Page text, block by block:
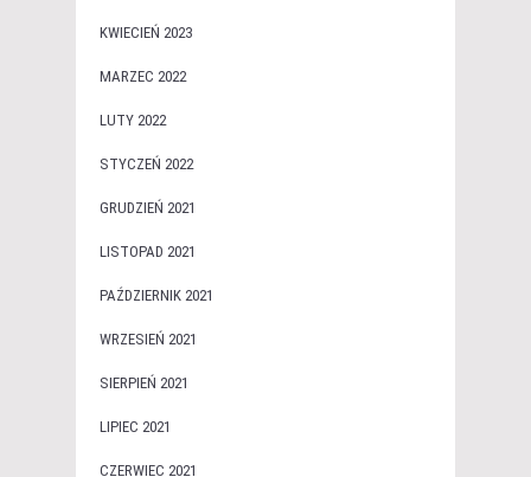
KWIECIEŃ 2023
MARZEC 2022
LUTY 2022
STYCZEŃ 2022
GRUDZIEŃ 2021
LISTOPAD 2021
PAŹDZIERNIK 2021
WRZESIEŃ 2021
SIERPIEŃ 2021
LIPIEC 2021
CZERWIEC 2021